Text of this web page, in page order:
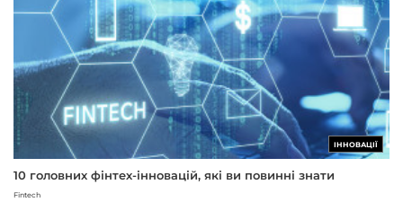
ІННОВАЦІЇ
10 головних фінтех-інновацій, які ви повинні знати
Fintech